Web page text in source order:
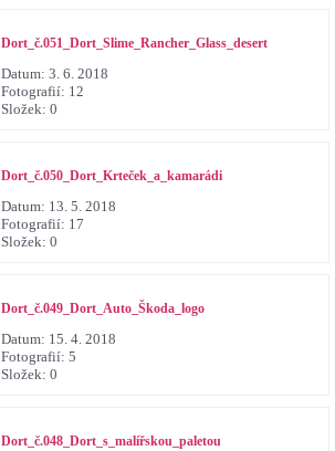
Dort_č.051_Dort_Slime_Rancher_Glass_desert
Datum: 3. 6. 2018
Fotografií: 12
Složek: 0
Dort_č.050_Dort_Krteček_a_kamarádi
Datum: 13. 5. 2018
Fotografií: 17
Složek: 0
Dort_č.049_Dort_Auto_Škoda_logo
Datum: 15. 4. 2018
Fotografií: 5
Složek: 0
Dort_č.048_Dort_s_malířskou_paletou